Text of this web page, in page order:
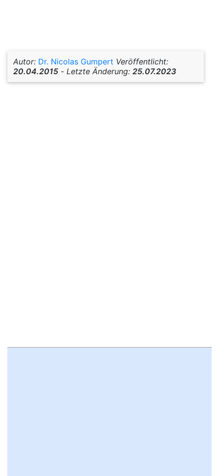
Autor: Dr. Nicolas Gumpert Veröffentlicht:
20.04.2015 - Letzte Änderung: 25.07.2023